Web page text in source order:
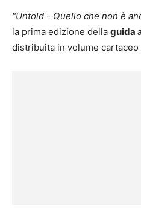
"Untold - Quello che non è
la prima edizione della guida
distribuita in volume cartaceo